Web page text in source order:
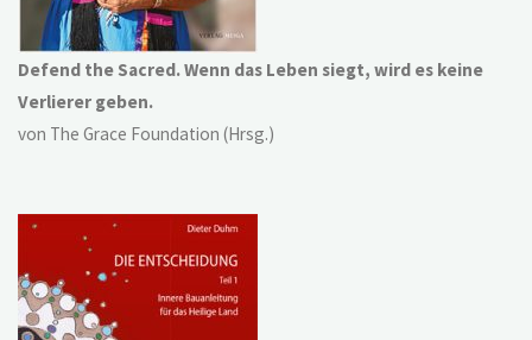
Defend the Sacred. Wenn das Leben siegt, wird es keine
Verlierer geben.
von The Grace Foundation (Hrsg.)